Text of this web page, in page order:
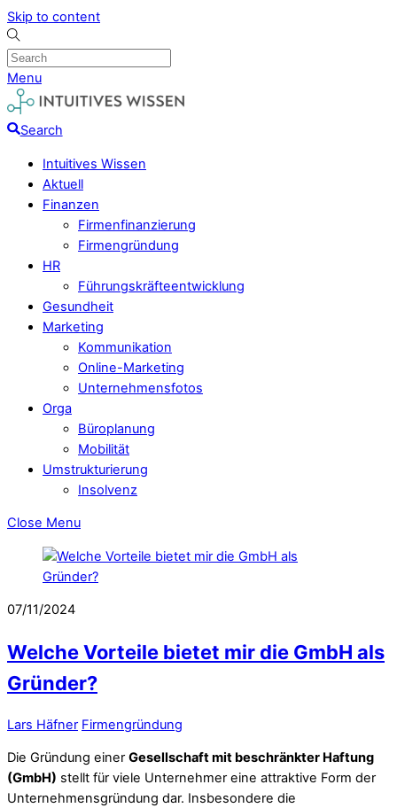
Skip to content
Menu
Search
Intuitives Wissen
Aktuell
Finanzen
Firmenfinanzierung
Firmengründung
HR
Führungskräfteentwicklung
Gesundheit
Marketing
Kommunikation
Online-Marketing
Unternehmensfotos
Orga
Büroplanung
Mobilität
Umstrukturierung
Insolvenz
Close Menu
07/11/2024
Welche Vorteile bietet mir die GmbH als
Gründer?
Lars Häfner Firmengründung
Die Gründung einer Gesellschaft mit beschränkter Haftung
(GmbH) stellt für viele Unternehmer eine attraktive Form der
Unternehmensgründung dar. Insbesondere die